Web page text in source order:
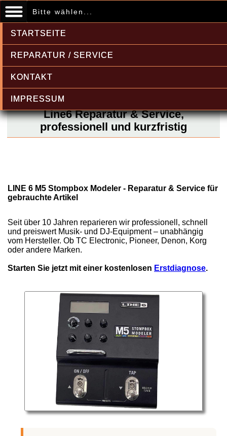
Bitte wählen...
STARTSEITE
REPARATUR / SERVICE
KONTAKT
IMPRESSUM
Line6 Reparatur & Service,
professionell und kurzfristig
LINE 6 M5 Stompbox Modeler - Reparatur & Service für
gebrauchte Artikel
Seit über 10 Jahren reparieren wir professionell, schnell
und preiswert Musik- und DJ-Equipment – unabhängig
vom Hersteller. Ob TC Electronic, Pioneer, Denon, Korg
oder andere Marken.
Starten Sie jetzt mit einer kostenlosen Erstdiagnose.